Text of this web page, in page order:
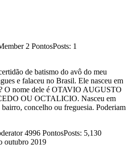
2 PontosPosts: 1
de batismo do avô do meu
e falaceu no Brasil. Ele nasceu em
O nome dele é OTAVIO AUGUSTO
OU OCTALICIO. Nasceu em
bairro, concelho ou freguesia. Poderiam
4996 PontosPosts: 5,130
outubro 2019